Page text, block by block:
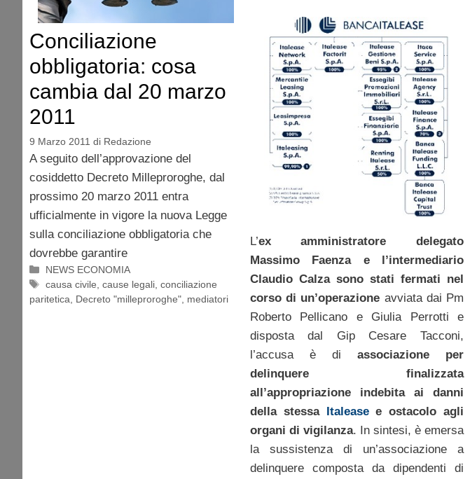
Conciliazione
obbligatoria: cosa
cambia dal 20 marzo
2011
9 Marzo 2011 di Redazione
A seguito dell’approvazione del
cosiddetto Decreto Milleproroghe, dal
prossimo 20 marzo 2011 entra
ufficialmente in vigore la nuova Legge
sulla conciliazione obbligatoria che
dovrebbe garantire
Categorie
NEWS ECONOMIA
Tag
causa civile ,cause legali ,conciliazione
paritetica
Decreto "milleproroghe" mediatori
L’ex amministratore delegato
Massimo Faenza e l’intermediario
Claudio Calza sono stati fermati nel
corso di un’operazione avviata dai Pm
Roberto Pellicano e Giulia Perrotti e
disposta dal Gip Cesare Tacconi,
l’accusa è di associazione per
delinquere finalizzata
all’appropriazione indebita ai danni
della stessa Italeasee ostacolo agli
organi di vigilanza. In sintesi, è emersa
la sussistenza di un’associazione a
delinquere composta da dipendenti di